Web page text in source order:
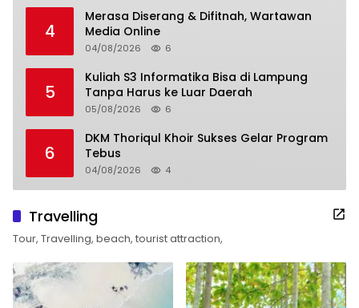
4
Merasa Diserang & Difitnah, Wartawan
Media Online
04/08/2026 6
5
Kuliah S3 Informatika Bisa di Lampung
Tanpa Harus ke Luar Daerah
05/08/2026 6
6
DKM Thoriqul Khoir Sukses Gelar Program
Tebus
04/08/2026 4
Travelling
Tour, Travelling, beach, tourist attraction,